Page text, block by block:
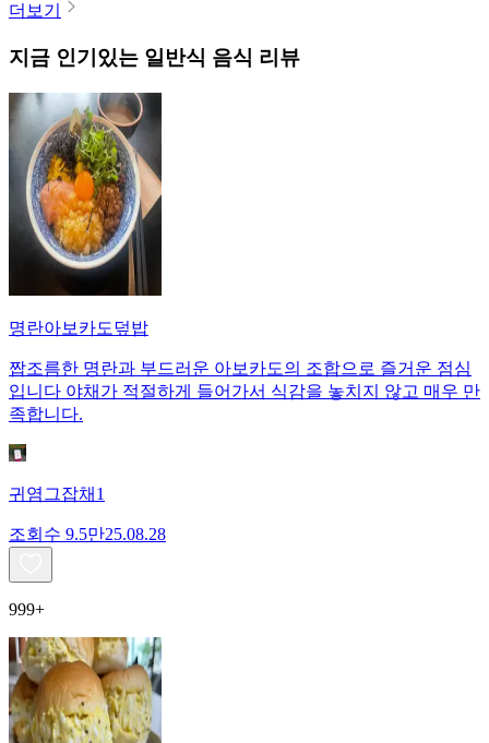
더보기
지금 인기있는 일반식 음식 리뷰
명란아보카도덮밥
짭조름한 명란과 부드러운 아보카도의 조합으로 즐거운 점심
입니다 야채가 적절하게 들어가서 식감을 놓치지 않고 매우 만
족합니다.
귀염그잡채1
조회수 9.5만25.08.28
999+